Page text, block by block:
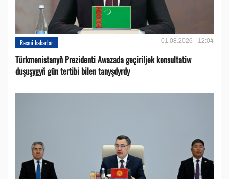
Resmi habarlar 01.08.2026 - 12:04
Türkmenistanyň Prezidenti Awazada geçiriljek konsultatiw
duşuşygyň gün tertibi bilen tanyşdyrdy